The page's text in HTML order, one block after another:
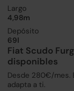
Largo
4,98m
Depósito
69l
Fiat Scudo
disponibles
Desde 280€/mes.
adapta a ti.